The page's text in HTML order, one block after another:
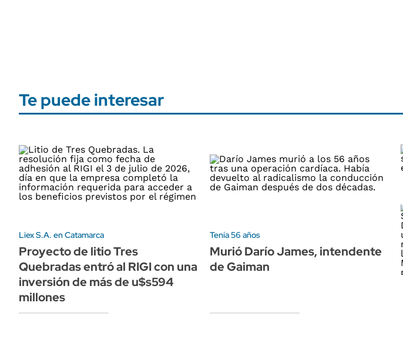
Te puede interesar
Liex S.A. en Catamarca
Proyecto de litio Tres
Quebradas entró al RIGI con una
inversión de más de u$s594
millones
Tenía 56 años
Murió Darío James, intendente
de Gaiman